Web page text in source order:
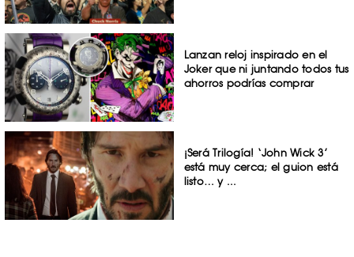
Lanzan reloj inspirado en el
Joker que ni juntando todos tus
ahorros podrías comprar
¡Será Trilogía! ‘John Wick 3’
está muy cerca; el guion está
listo… y ...